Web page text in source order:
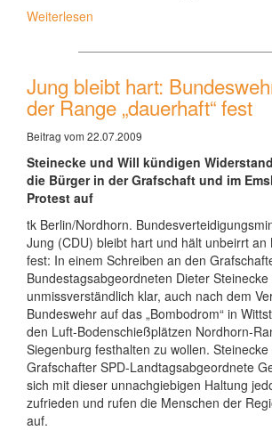
Weiterlesen
Jung bleibt hart:
der Range „dauerhaft“ fest
Beitrag vom 22.07.2009
Steinecke und Will kündigen
die Bürger in der Grafschaft und im
Protest auf
tk Berlin/Nordhorn.
Jung (CDU) bleibt hart und hält unbeirrt an
fest: In einem Schreiben an den
Bundestagsabgeordneten Dieter
unmissverständlich klar, auch nach dem
Bundeswehr auf das „Bombodrom“ in
den Luft-Bodenschießplätzen Nordhorn-
Siegenburg festhalten zu wollen.
Grafschafter SPD-Landtagsabgeordnete
sich mit dieser unnachgiebigen Haltung
zufrieden und rufen die Menschen der
auf.